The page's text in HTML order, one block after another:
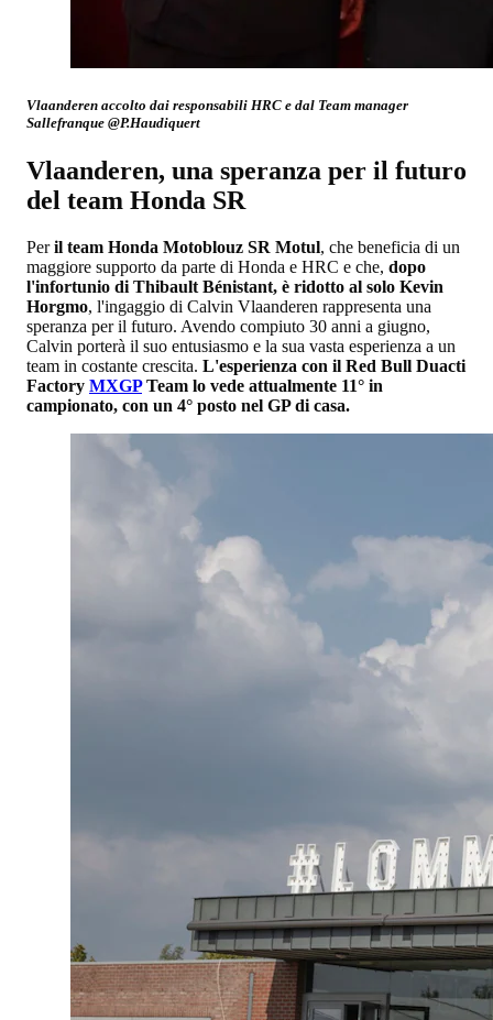
Vlaanderen accolto dai responsabili HRC e dal Team manager
Sallefranque @P.Haudiquert
Vlaanderen, una speranza per il futuro
del team Honda SR
Peril team Honda Motoblouz SR Motul, che beneficia di un
maggiore supporto da parte di Honda e HRC e che, dopo
l'infortunio di Thibault Bénistant, è ridotto al solo Kevin
Horgmo, l'ingaggio di Calvin Vlaanderen rappresenta una
speranza per il futuro. Avendo compiuto 30 anni a giugno,
Calvin porterà il suo entusiasmo e la sua vasta esperienza a un
team in costante crescita. L'esperienza con il Red Bull Duacti
Factory MXGPTeam lo vede attualmente 11° in
campionato, con un 4° posto nel GP di casa.